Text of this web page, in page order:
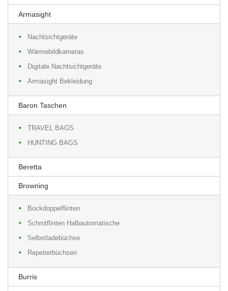
Armasight
Nachtsichtgeräte
Wärmebildkameras
Digitale Nachtsichtgeräte
Armasight Bekleidung
Baron Taschen
TRAVEL BAGS
HUNTING BAGS
Beretta
Browning
Bockdoppelflinten
Schrotflinten Halbautomatische
Selbstladebüchse
Repetierbüchsen
Burris